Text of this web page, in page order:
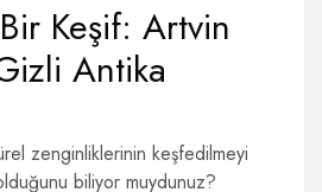
Keşif: Artvin
Antika
zenginliklerinin keşfedilmeyi
biliyor muydunuz?